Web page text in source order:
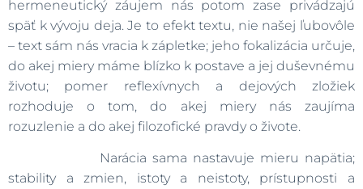
hermeneutický záujem nás potom zase privádzajú
späť k vývoju deja. Je to efekt textu, nie našej ľubovôle
– text sám nás vracia k zápletke; jeho fokalizácia určuje,
do akej miery máme blízko k postave a jej duševnému
životu; pomer reflexívnych a dejových zložiek
rozhoduje o tom, do akej miery nás zaujíma
rozuzlenie a do akej filozofické pravdy o živote.
Narácia sama nastavuje mieru napätia;
stability a zmien, istoty a neistoty, prístupnosti a